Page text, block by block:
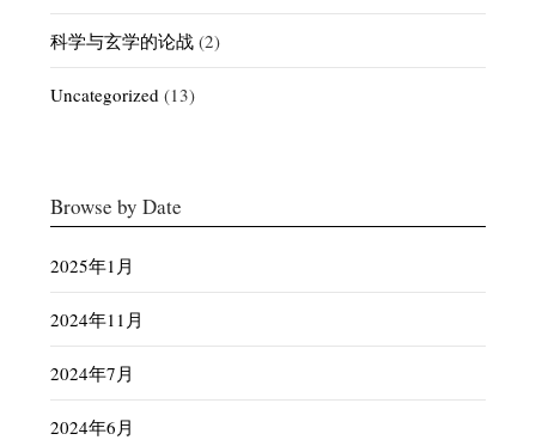
科学与玄学的论战 (2)
Uncategorized (13)
Browse by Date
2025年1月
2024年11月
2024年7月
2024年6月